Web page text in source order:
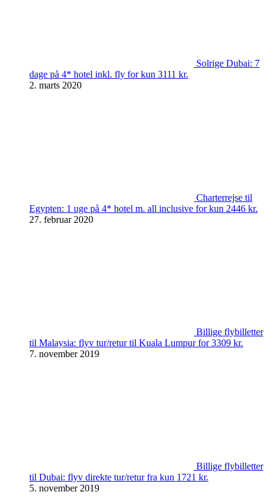
Solrige Dubai: 7
dage på 4* hotel inkl. fly for kun 3111 kr.
2. marts 2020
Charterrejse til
Egypten: 1 uge på 4* hotel m. all inclusive for kun 2446 kr.
27. februar 2020
Billige flybilletter
til Malaysia: flyv tur/retur til Kuala Lumpur for 3309 kr.
7. november 2019
Billige flybilletter
til Dubai: flyv direkte tur/retur fra kun 1721 kr.
5. november 2019